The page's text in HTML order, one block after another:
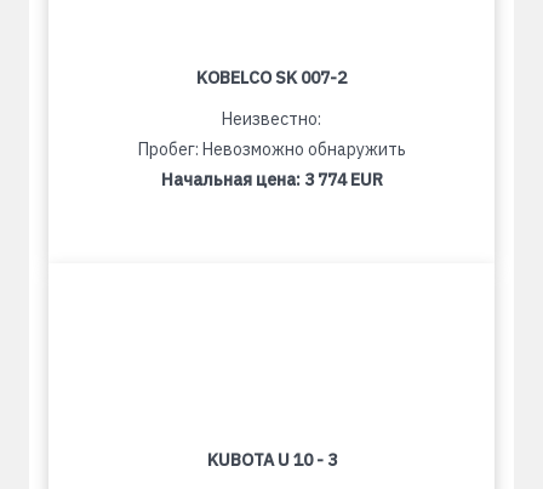
KOBELCO SK 007-2
Неизвестно:
Пробег: Невозможно обнаружить
Начальная цена: 3 774 EUR
KUBOTA U 10 - 3